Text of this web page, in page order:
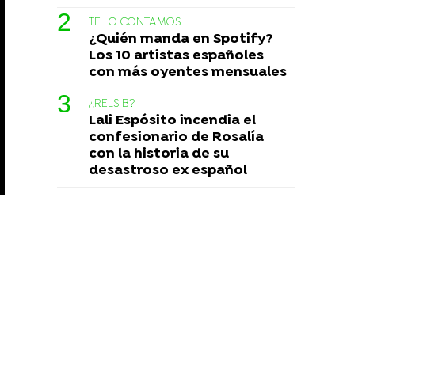
TE LO CONTAMOS
¿Quién manda en Spotify?
Los 10 artistas españoles
con más oyentes mensuales
¿RELS B?
Lali Espósito incendia el
confesionario de Rosalía
con la historia de su
desastroso ex español